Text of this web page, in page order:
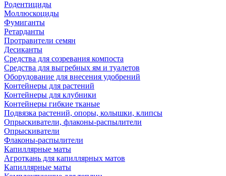
Родентициды
Моллюскоциды
Фумиганты
Ретарданты
Протравители семян
Десиканты
Средства для созревания компоста
Средства для выгребных ям и туалетов
Оборудование для внесения удобрений
Контейнеры для растений
Контейнеры для клубники
Контейнеры гибкие тканые
Подвязка растений, опоры, колышки, клипсы
Опрыскиватели, флаконы-распылители
Опрыскиватели
Флаконы-распылители
Капиллярные маты
Агроткань для капиллярных матов
Капиллярные маты